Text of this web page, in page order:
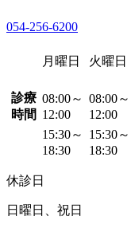
054-256-6200
月曜日 火曜日
診療
時間
08:00～
12:00
08:00～
12:00
15:30～
18:30
15:30～
18:30
休診日
日曜日、祝日